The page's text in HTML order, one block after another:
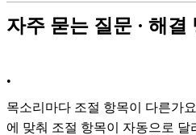
자주 묻는 질문 · 해결
•
목소리마다 조절 항목이 다른가
에 맞춰 조절 항목이 자동으로 달